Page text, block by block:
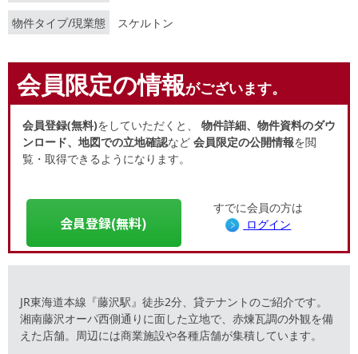
物件タイプ/現業態 スケルトン
会員限定の情報がございます。
会員登録(無料)をしていただくと、 物件詳細、物件資料のダウ
ンロード、地図での立地確認など 会員限定の公開情報を閲
覧・取得できるようになります。
会員登録(無料)
すでに会員の方は
ログイン
JR東海道本線『藤沢駅』徒歩2分、貸テナントのご紹介です。
湘南藤沢オーパ西側通りに面した立地で、赤煉瓦調の外観を備
えた店舗。周辺には商業施設や各種店舗が集積しています。